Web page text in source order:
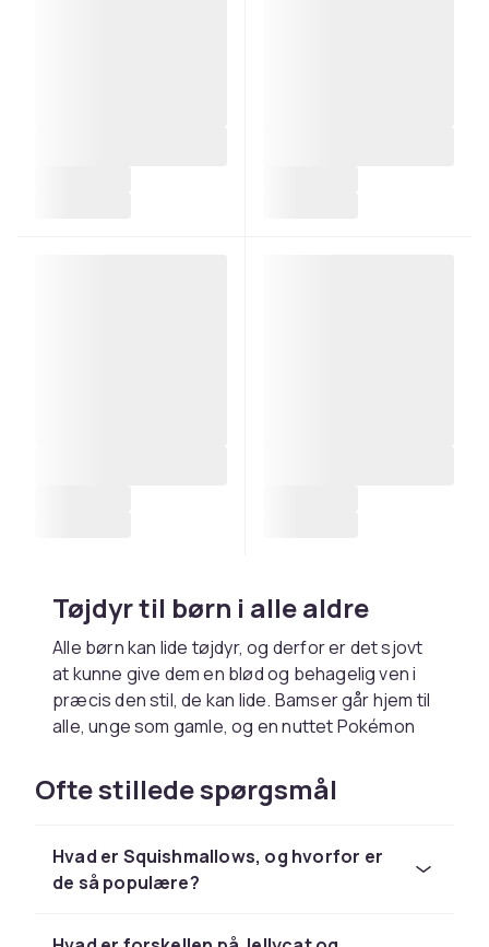
Tøjdyr til børn i alle aldre
Alle børn kan lide tøjdyr, og derfor er det sjovt
at kunne give dem en blød og behagelig ven i
præcis den stil, de kan lide. Bamser går hjem til
alle, unge som gamle, og en nuttet Pokémon
lidt ældre børn. Prinsesser kan lide tøjdyr i form
af enhjørninger, og hvad kunne være sjovere
ligner en emoji? Tøjdyr får børn til at føle sig
trygge og kan hjælpe dem med at falde
at kramme i forskellige sammenhænge. En klog
Ofte stillede spørgsmål
Hvad er Squishmallows, og hvorfor er
de så populære?